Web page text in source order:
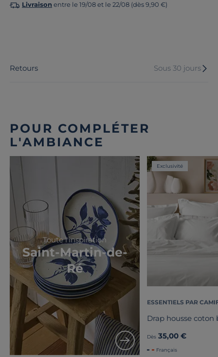
Livraison entre le 19/08 et le 22/08 (dès 9,90 €)
Retours Sous 30 jours
POUR COMPLÉTER
L'AMBIANCE
Toute l'inspiration
Saint-Martin-de-
Ré
Exclusivité
ESSENTIELS PAR
Drap housse coton
Dès 35,00 €
Français